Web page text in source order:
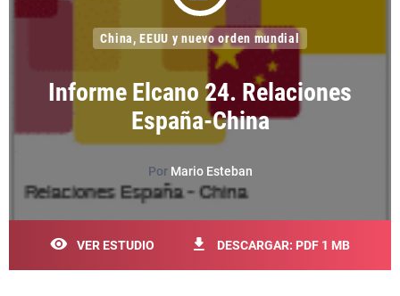
Informe Elcano 24. Relaciones
España-China
China, EEUU y nuevo orden mundial
Por Mario Esteban
VER ESTUDIO DESCARGAR: PDF 1 MB